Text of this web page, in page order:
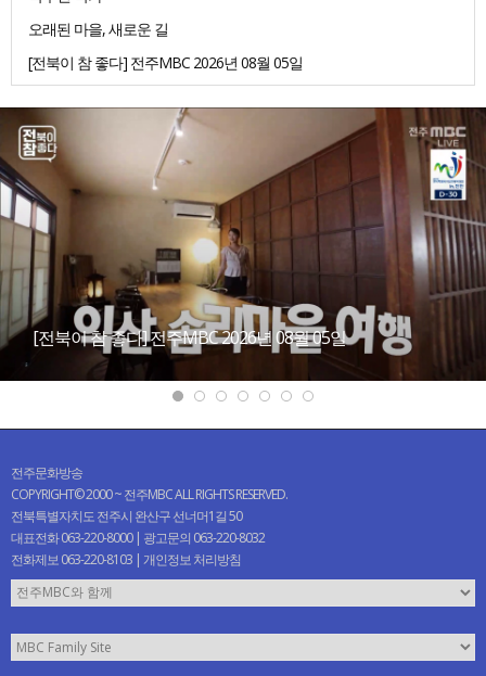
오래된 마을, 새로운 길
[전북이 참 좋다] 전주MBC 2026년 08월 05일
[전북이 참 좋다] 전주MBC 2026년 08월 05일
전주문화방송
COPYRIGHT© 2000 ~ 전주MBC ALL RIGHTS RESERVED.
전북특별자치도 전주시 완산구 선너머1길 50
대표전화 063-220-8000 | 광고문의 063-220-8032
전화제보 063-220-8103 | 개인정보 처리방침